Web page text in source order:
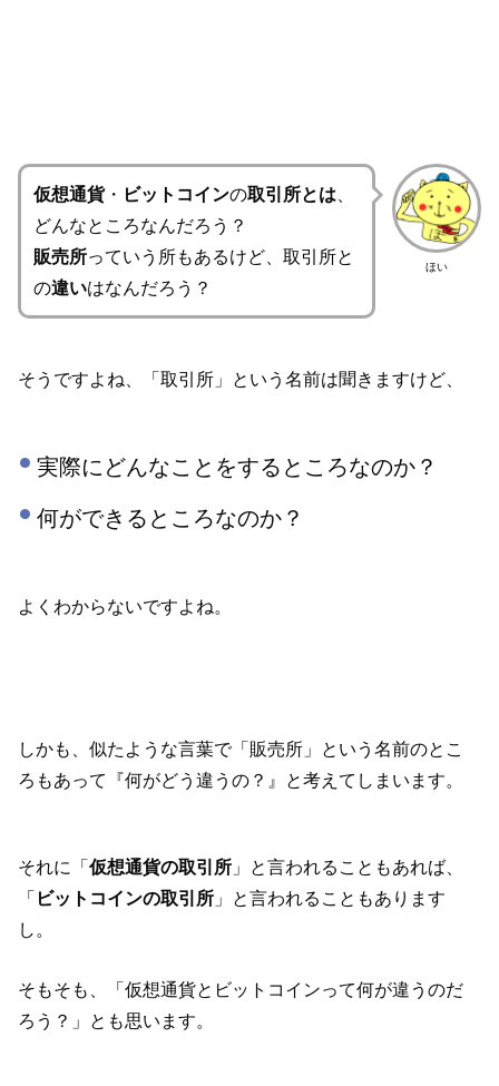
ほい
仮想通貨・ ビットコインの取引所とは
どんなところなんだろう？
販売所っていう所もあるけど、取引所と
の違いはなんだろう？
そうですよね、「取引所」という名前は聞きますけど、
実際にどんなことをするところなのか？
何ができるところなのか？
よくわからないですよね。
しかも、似たような言葉で「販売所」という名前のとこ
ろもあって『何がどう違うの？』と考えてしまいます。
それに「仮想通貨の取引所 」と言われることもあれば、
「 ビットコインの取引所 」と言われることもあります
し。
そもそも、「仮想通貨とビットコインって何が違うのだ
ろう？」とも思います。